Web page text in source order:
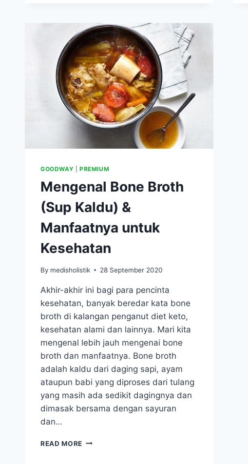
KESEHATAN
KECANTIKAN
GOODWAY PREMIUM
Mengenal Bone Broth
(Sup Kaldu) &
Manfaatnya untuk
Kesehatan
By medisholistik 28 September 2020
Akhir-akhir ini bagi para pencinta
kesehatan, banyak beredar kata bone
broth di kalangan penganut diet keto,
kesehatan alami dan lainnya. Mari kita
mengenal lebih jauh mengenai bone
broth dan manfaatnya. Bone broth
adalah kaldu dari daging sapi, ayam
ataupun babi yang diproses dari tulang
yang masih ada sedikit dagingnya dan
dimasak bersama dengan sayuran
dan…
READ MORE MENGENAL